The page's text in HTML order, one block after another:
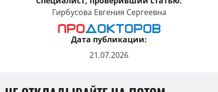
Гирбусова Евгения Сергеевна
Дата публикации:
21.07.2026